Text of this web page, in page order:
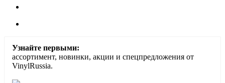
Узнайте первыми:
ассортимент, новинки, акции и спецпредложения от
VinylRussia.